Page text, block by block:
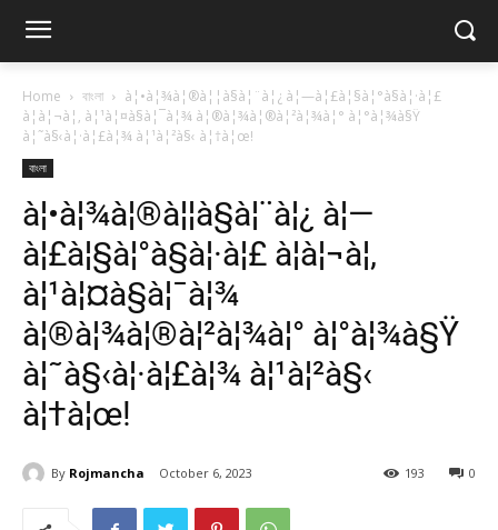
Home বাংলা
à¦•à¦¾à¦®à¦¦à§à¦¨à¦¿ à¦—à¦£à¦§à¦°à§à¦·à¦£
à¦à¦¬à¦‚ à¦¹à¦¤à§à¦¯à¦¾ à¦®à¦¾à¦®à¦²à¦¾à¦° à¦°à¦¾à§Ÿ
à¦˜à§‹à¦·à¦£à¦¾ à¦¹à¦²à§‹ à¦†à¦œ!
বাংলা
à¦•à¦¾à¦®à¦¦à§à¦¨à¦¿ à¦—
à¦£à¦§à¦°à§à¦·à¦£ à¦à¦¬à¦‚
à¦¹à¦¤à§à¦¯à¦¾
à¦®à¦¾à¦®à¦²à¦¾à¦° à¦°à¦¾à§Ÿ
à¦˜à§‹à¦·à¦£à¦¾ à¦¹à¦²à§‹
à¦†à¦œ!
By Rojmancha October 6, 2023 0
193